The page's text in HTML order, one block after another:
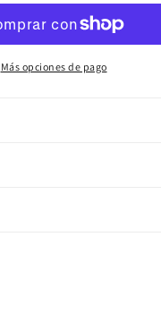
Más opciones de pago